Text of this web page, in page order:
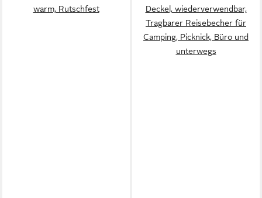
warm, Rutschfest
Deckel, wiederverwendbar,
Tragbarer Reisebecher für
Camping, Picknick, Büro und
unterwegs